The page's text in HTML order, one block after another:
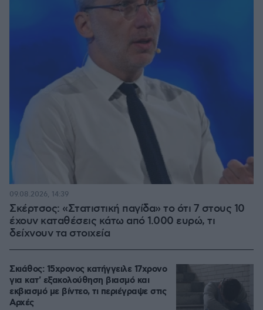
Σκέρτσος: «Στατιστική παγίδα» το ότι 7 στους 10
έχουν καταθέσεις κάτω από 1.000 ευρώ, τι
δείχνουν τα στοιχεία
09.08.2026, 14:39
Σκιάθος: 15χρονος κατήγγειλε 17χρονο
για κατ' εξακολούθηση βιασμό και
εκβιασμό με βίντεο, τι περιέγραψε στις
Αρχές